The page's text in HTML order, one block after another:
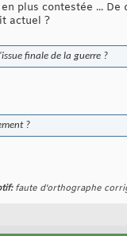
plus contestée ...
actuel ?
finale de la guerre ?
?
faute d'orthographe